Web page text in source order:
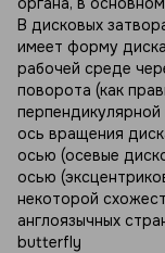
В дисковых
имеет форму
рабочей среде
поворота (как
ось вращения
осью (осевые
осью
некоторой
англоязычных
butterfly